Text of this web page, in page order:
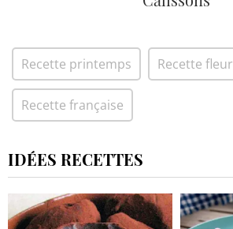
Recette printemps Recette
Recette française
IDÉES RECETTES